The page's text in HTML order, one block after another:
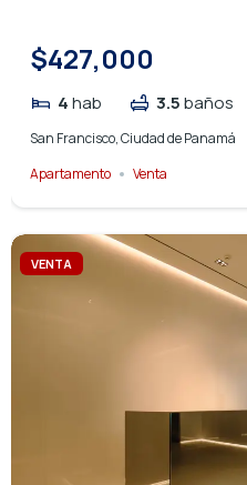
$427,000
4hab 3.5baños
San Francisco, Ciudad de Panamá
Apartamento
Venta
VENTA